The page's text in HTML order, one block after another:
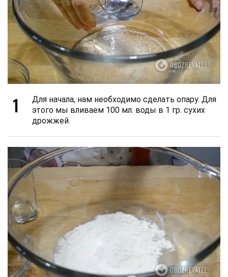
1
Для начала, нам необходимо сделать опару. Для
этого мы вливаем 100 мл. воды в 1 гр. сухих
дрожжей.